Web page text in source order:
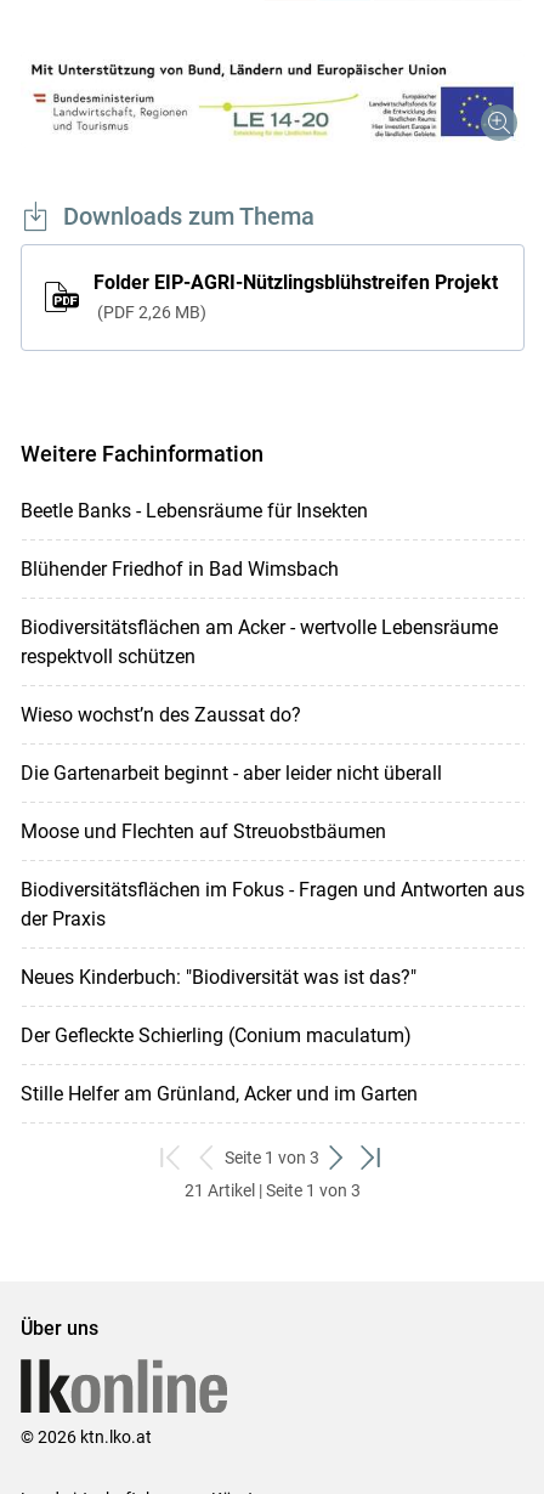
Downloads zum Thema
Folder EIP-AGRI-Nützlingsblühstreifen Projekt
PDF 2,26 MB
Weitere Fachinformation
Beetle Banks - Lebensräume für Insekten
Blühender Friedhof in Bad Wimsbach
Biodiversitätsflächen am Acker - wertvolle Lebensräume
respektvoll schützen
Wieso wochst’n des Zaussat do?
Die Gartenarbeit beginnt - aber leider nicht überall
Moose und Flechten auf Streuobstbäumen
Biodiversitätsflächen im Fokus - Fragen und Antworten aus
der Praxis
Neues Kinderbuch: "Biodiversität was ist das?"
Der Gefleckte Schierling (Conium maculatum)
Stille Helfer am Grünland, Acker und im Garten
zum
ersten
zurück
zum
Seite 1 von 3
weiter
zum
zum
21 Artikel | Seite 1 von 3
Über uns
© 2026 ktn.lko.at